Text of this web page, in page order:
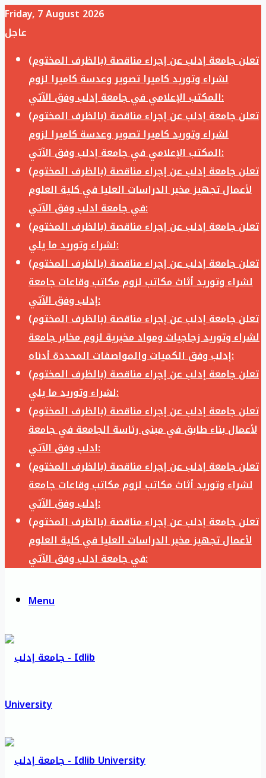
Friday, 7 August 2026
عاجل
تعلن جامعة إدلب عن إجراء مناقصة (بالظرف المختوم)
لشراء وتوريد كاميرا تصوير وعدسة كاميرا لزوم
المكتب الإعلامي في جامعة إدلب وفق الآتي:
تعلن جامعة إدلب عن إجراء مناقصة (بالظرف المختوم)
لشراء وتوريد كاميرا تصوير وعدسة كاميرا لزوم
المكتب الإعلامي في جامعة إدلب وفق الآتي:
تعلن جامعة إدلب عن إجراء مناقصة (بالظرف المختوم)
لأعمال تجهيز مخبر الدراسات العليا في كلية العلوم
في جامعة ادلب وفق الآتي:
تعلن جامعة إدلب عن إجراء مناقصة (بالظرف المختوم)
لشراء وتوريد ما يلي:
تعلن جامعة إدلب عن إجراء مناقصة (بالظرف المختوم)
لشراء وتوريد أثاث مكاتب لزوم مكاتب وقاعات جامعة
إدلب وفق الآتي:
تعلن جامعة إدلب عن إجراء مناقصة (بالظرف المختوم)
لشراء وتوريد زجاجيات ومواد مخبرية لزوم مخابر جامعة
إدلب وفق الكميات والمواصفات المحددة أدناه:
تعلن جامعة إدلب عن إجراء مناقصة (بالظرف المختوم)
لشراء وتوريد ما يلي:
تعلن جامعة إدلب عن إجراء مناقصة (بالظرف المختوم)
لأعمال بناء طابق في مبنى رئاسة الجامعة في جامعة
ادلب وفق الآتي:
تعلن جامعة إدلب عن إجراء مناقصة (بالظرف المختوم)
لشراء وتوريد أثاث مكاتب لزوم مكاتب وقاعات جامعة
إدلب وفق الآتي:
تعلن جامعة إدلب عن إجراء مناقصة (بالظرف المختوم)
لأعمال تجهيز مخبر الدراسات العليا في كلية العلوم
في جامعة ادلب وفق الآتي:
Menu